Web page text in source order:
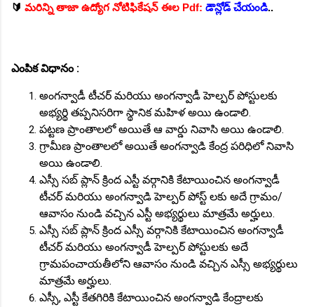
🔰 మరిన్ని తాజా ఉద్యోగ నోటిఫికేషన్ ఈల Pdf: డౌన్లోడ్ చేయండి..
ఎంపిక విధానం :
అంగన్వాడీ టీచర్ మరియు అంగన్వాడీ హెల్పర్ పోస్టులకు
అభ్యర్థి తప్పనిసరిగా స్థానిక మహిళ అయి ఉండాలి.
పట్టణ ప్రాంతాలలో అయితే ఆ వార్డు నివాసి అయి ఉండాలి.
గ్రామీణ ప్రాంతాలలో అయితే అంగన్వాడి కేంద్ర పరిధిలో నివాసి
అయి ఉండాలి.
ఎస్సీ సబ్ ప్లాన్ క్రింద ఎస్టీ వర్గానికి కేటాయించిన అంగన్వాడీ
టీచర్ మరియు అంగన్వాడి హెల్పర్ పోస్ట్ లకు అదే గ్రామం/
ఆవాసం నుండి వచ్చిన ఎస్టీ అభ్యర్థులు మాత్రమే అర్హులు.
ఎస్సీ సబ్ ప్లాన్ క్రింద ఎస్సీ వర్గానికి కేటాయించిన అంగన్వాడీ
టీచర్ మరియు అంగన్వాడీ హెల్పర్ పోస్టులకు అదే
గ్రామపంచాయతీలోని ఆవాసం నుండి వచ్చిన ఎస్సీ అభ్యర్థులు
మాత్రమే అర్హులు.
ఎస్సీ, ఎస్టీ కేతగిరికి కేటాయించిన అంగన్వాడి కేంద్రాలకు